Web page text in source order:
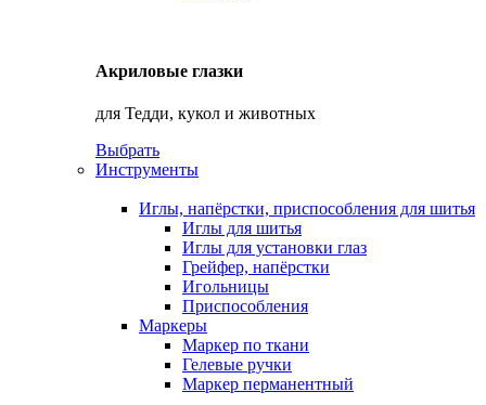
Акриловые глазки
для Тедди, кукол и животных
Выбрать
Инструменты
Иглы, напёрстки, приспособления для шитья
Иглы для шитья
Иглы для установки глаз
Грейфер, напёрстки
Игольницы
Приспособления
Маркеры
Маркер по ткани
Гелевые ручки
Маркер перманентный